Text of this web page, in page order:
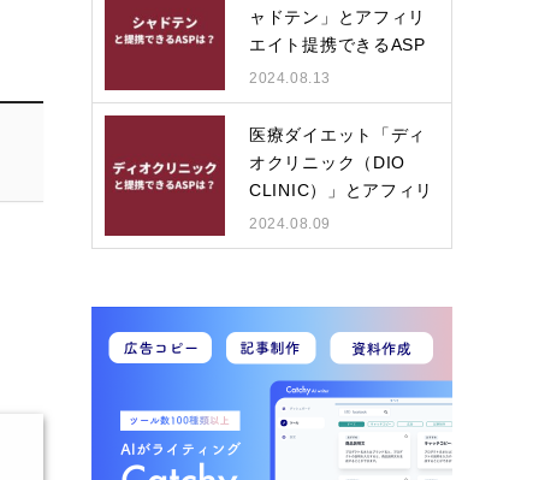
ャドテン」とアフィリ
エイト提携できるASP
は？
2024.08.13
医療ダイエット「ディ
オクリニック（DIO
CLINIC）」とアフィリ
エイ…
2024.08.09